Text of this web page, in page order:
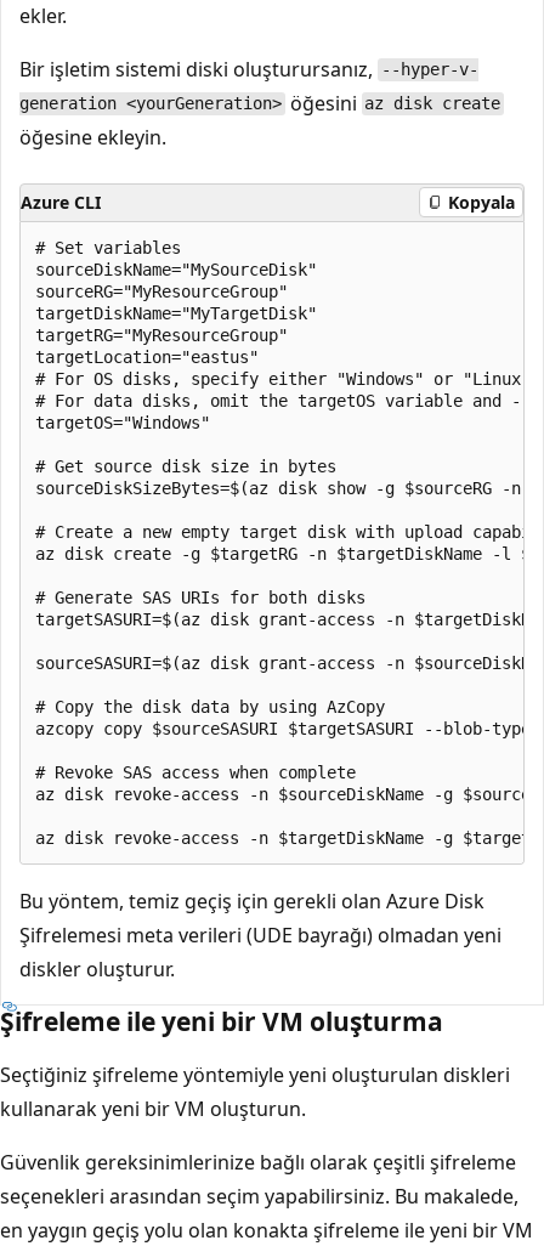
ekler.
Bir işletim sistemi diski oluşturursanız,
--hyper-v-
generation <yourGeneration> öğesini az disk create
öğesine ekleyin.
Azure CLI Kopyala
# Set variables
sourceDiskName="MySourceDisk"
sourceRG="MyResourceGroup"
targetDiskName="MyTargetDisk"
targetRG="MyResourceGroup"
targetLocation="eastus"
# For OS disks, specify either "Windows" or "Linux"
# For data disks, omit the targetOS variable and --
targetOS="Windows"
# Get source disk size in bytes
sourceDiskSizeBytes=$(az disk show -g $sourceRG
# Create a new empty target disk with upload
az disk create -g $targetRG -n $targetDiskName -l
# Generate SAS URIs for both disks
targetSASURI=$(az disk grant-access -n
sourceSASURI=$(az disk grant-access -n
# Copy the disk data by using AzCopy
azcopy copy $sourceSASURI $targetSASURI --blob-type
# Revoke SAS access when complete
az disk revoke-access -n $sourceDiskName -g
Bu yöntem, temiz geçiş için gerekli olan Azure Disk
Şifrelemesi meta verileri (UDE bayrağı) olmadan yeni
diskler oluşturur.
Şifreleme ile yeni bir VM oluşturma
Seçtiğiniz şifreleme yöntemiyle yeni oluşturulan diskleri
kullanarak yeni bir VM oluşturun.
Güvenlik gereksinimlerinize bağlı olarak çeşitli şifreleme
seçenekleri arasından seçim yapabilirsiniz. Bu makalede,
en yaygın geçiş yolu olan konakta şifreleme ile yeni bir VM